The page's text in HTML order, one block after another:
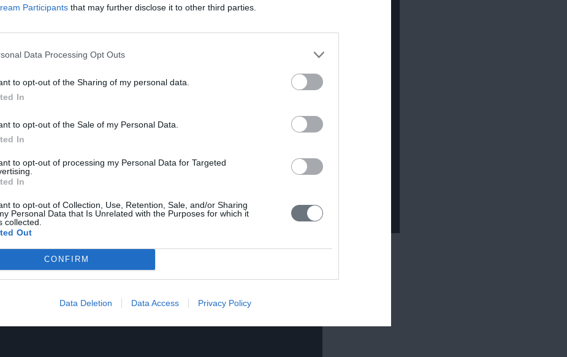
Participants that may further disclose it to other third parties.
Data Processing Opt Outs
to opt-out of the Sharing of my personal data.
In
to opt-out of the Sale of my Personal Data.
In
to opt-out of processing my Personal Data for Targeted
In
to opt-out of Collection, Use, Retention, Sale, and/or Sharing
Personal Data that Is Unrelated with the Purposes for which it
collected.
Out
CONFIRM
Data Deletion Data Access Privacy Policy
- Δρ. Ρήγας